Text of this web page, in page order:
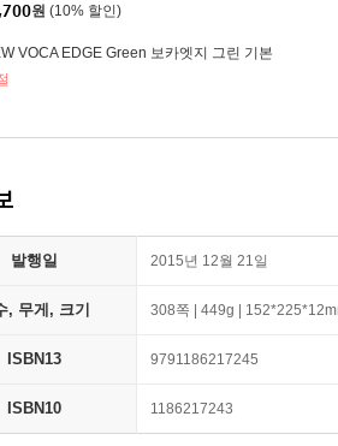
원 (10% 할인)
VOCA EDGE Green 보카엣지 그린 기본
발행일 2015년 12월 21일
, 무게, 크기 308쪽 | 449g |
ISBN13 9791186217245
ISBN10 1186217243